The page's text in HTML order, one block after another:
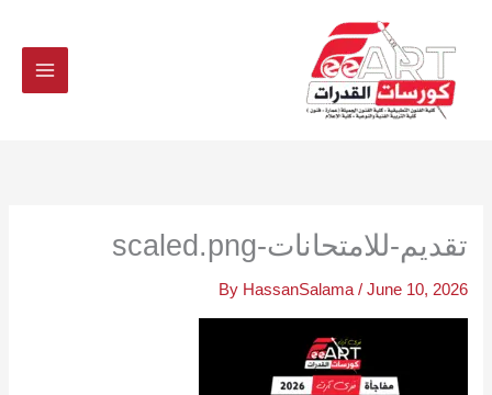
تقديم-للامتحانات-scaled.png
By HassanSalama / June 10, 2026